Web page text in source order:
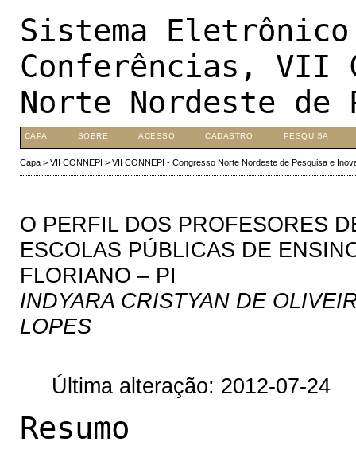
Sistema
Conferências, VII
Norte Nordeste de
CAPA SOBRE ACESSO CADASTRO PESQUISA
Capa> VII CONNEPI > VII CONNEPI - Congresso Norte Nordeste de Pesquisa e
O PERFIL DOS PROFESORES
ESCOLAS PÚBLICAS DE
FLORIANO – PI
INDYARA CRISTYAN DE
LOPES
Última alteração: 2012-07-24
Resumo